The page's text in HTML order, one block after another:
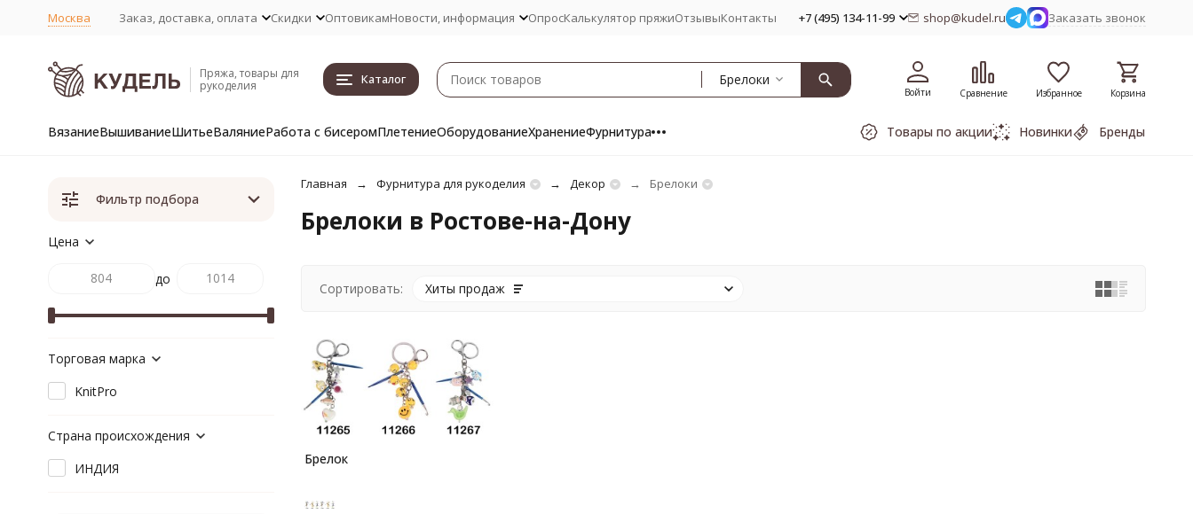
Москва Заказ, доставка, оплата Скидки ОптовикамНовости, информация ОпросКалькулятор пряжиОтзывыКонтакты +7 (495) 134-11-99 shop@kudel.ru Заказать звонок
Пряжа, товары для
рукоделия
Каталог Брелоки
Войти Сравнение Избранное Корзина
ВязаниеВышиваниеШитьеВаляниеРабота с бисеромПлетениеОборудованиеХранениеФурнитура Товары по акции Новинки Бренды
Главная Фурнитура для рукоделия Декор Брелоки
Брелоки в Ростове-на-Дону
Сортировать: Хиты продаж
Брелок
Фильтр подбора
Цена
до
Торговая марка
KnitPro
Страна происхождения
ИНДИЯ